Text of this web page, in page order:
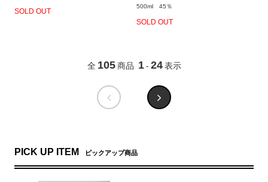
SOLD OUT
500ml 45％
SOLD OUT
全 105 商品 1 - 24 表示
PICK UP ITEM ピックアップ商品